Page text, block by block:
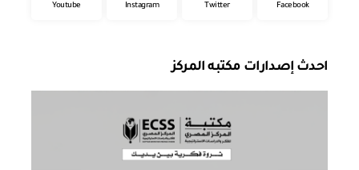
Facebook
Twitter
Instagram
Youtube
احدث إصدارات مكتبه المركز